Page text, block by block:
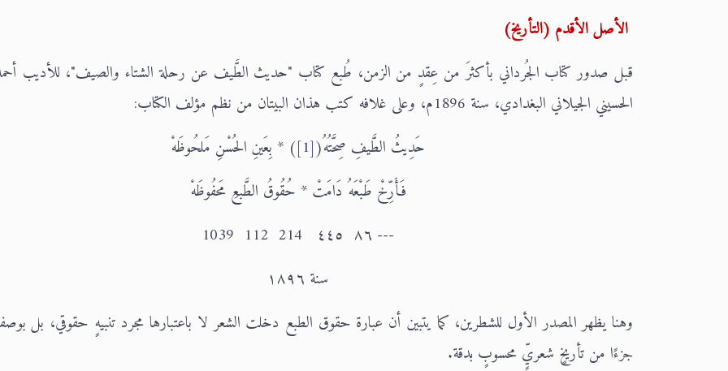
الأصل الأقدم (التأريخ)
قبل صدور كتاب الجُرداني بأكثرَ من عِقدٍ من الزمن، طُبع كتاب "حديث الطَّيف عن رحلة الشتاء والصيف"، للأديب
الحسيني الجيلاني البغدادي، سنة 1896م، وعلى غلافه كتب هذان البيتان من نظم مؤلف الكتاب:
حَدِيثُ الطَّيفِ صِحَّتُهُ([1] ) * بِعَينِ الحُسْنِ مَلحُوظَهْ
فَأَرِّخْ طَبْعَهُ دَامَتْ * حُقُوقُ الطَّبعِ مَحفُوظَهْ
--- ٨٦ ٤٤٥ 214 112 1039
سنة ١٨٩٦
وهنا يظهر المصدر الأول للشطرين، كما يتبين أن عبارة حقوق الطبع دخلت الشعر لا باعتبارها مجرد تنبيهٍ حقوقي، بل
جزءًا من تأريخٍ شعريٍّ محسوبٍ بدقة.